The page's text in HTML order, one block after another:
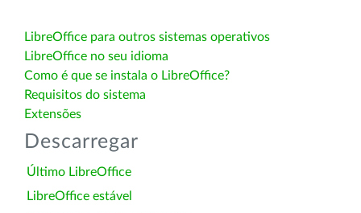
LibreOffice para outros sistemas operativos
LibreOffice no seu idioma
Como é que se instala o LibreOffice?
Requisitos do sistema
Extensões
Descarregar
Último LibreOffice
LibreOffice estável